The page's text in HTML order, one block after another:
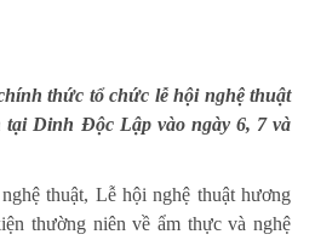
thức tổ chức lễ hội nghệ thuật
tại Dinh Độc Lập vào ngày 6, 7 và
thuật, Lễ hội nghệ thuật hương
thường niên về ẩm thực và nghệ